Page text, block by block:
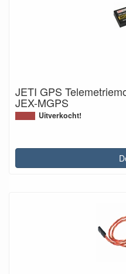
JETI GPS
JEX-MGPS
Uitverkocht!